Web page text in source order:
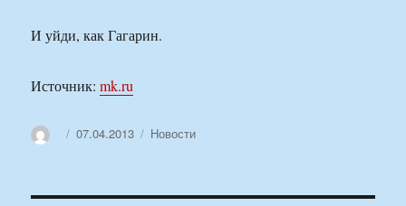
И уйди, как Гагарин.
Источник:mk.ru
АвторОпубликовано
07.04.2013 Рубрики
Новости